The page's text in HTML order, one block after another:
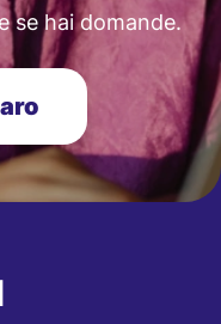
se hai domande.